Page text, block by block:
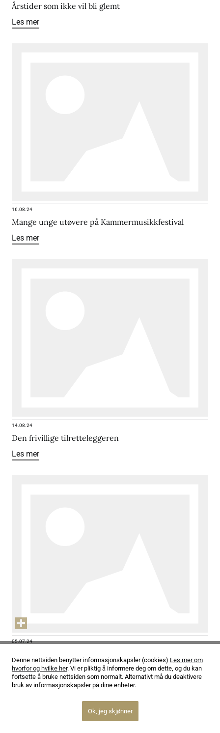
Årstider som ikke vil bli glemt
Les mer
16.08.24
Mange unge utøvere på Kammermusikkfestival
Les mer
14.08.24
Den frivillige tilretteleggeren
Les mer
05.07.24
Les mer
Denne nettsiden benytter informasjonskapsler (cookies) Les mer om
hvorfor og hvilke her. Vi er pliktig å informere deg om dette, og du kan
fortsette å bruke nettsiden som normalt. Alternativt må du deaktivere
bruk av informasjonskapsler på dine enheter.
Ok, jeg skjønner